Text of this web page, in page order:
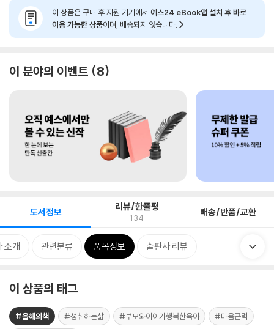
이 상품은 구매 후 지원 기기에서 예스24 eBook앱 설치 후 바로
이용 가능한 상품이며, 배송되지 않습니다.
이 분야의 이벤트 8
도서정보 리뷰/한줄평
134 배송/반품/교환
소개 관련분류 품목정보 출판사 리뷰
이 상품의 태그
#올해의책 #성취하는삶 #부모와아이가행복한육아 #마음근력